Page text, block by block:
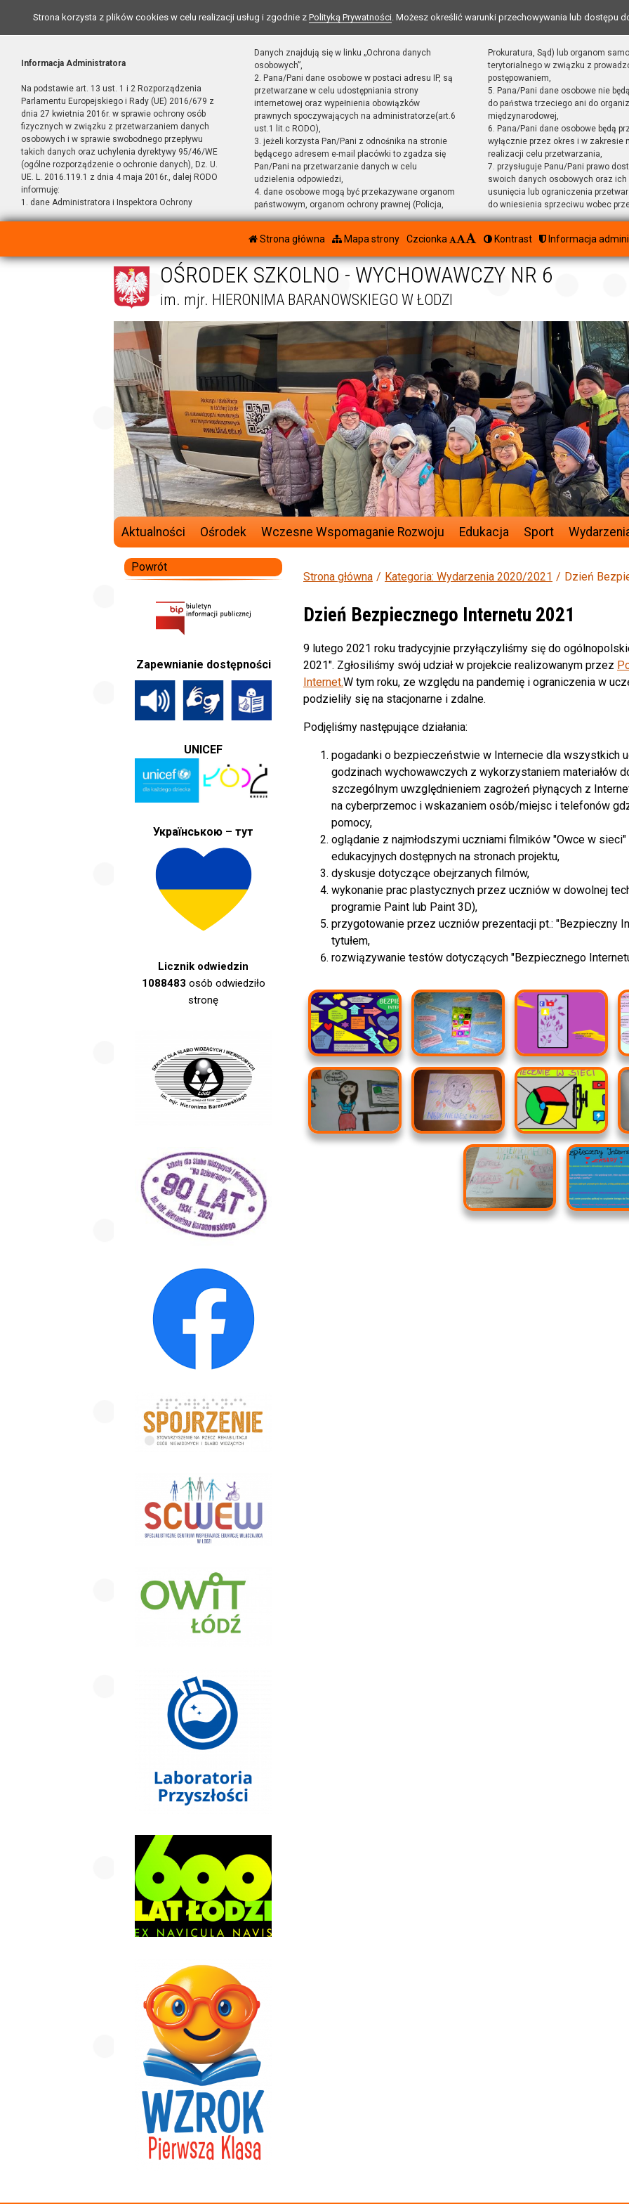
Strona korzysta z plików cookies w celu realizacji usług i zgodnie z Polityką Prywatności. Możesz określić warunki przechowywania lub dostępu
Informacja Administratora
Na podstawie art. 13 ust. 1 i 2 Rozporządzenia
Parlamentu Europejskiego i Rady (UE) 2016/679 z
dnia 27 kwietnia 2016r. w sprawie ochrony osób
fizycznych w związku z przetwarzaniem danych
osobowych i w sprawie swobodnego przepływu
takich danych oraz uchylenia dyrektywy 95/46/WE
(ogólne rozporządzenie o ochronie danych), Dz. U.
UE. L. 2016.119.1 z dnia 4 maja 2016r., dalej RODO
informuję:
1. dane Administratora i Inspektora Ochrony
Danych znajdują się w linku „Ochrona danych
osobowych”,
2. Pana/Pani dane osobowe w postaci adresu IP, są
przetwarzane w celu udostępniania strony
internetowej oraz wypełnienia obowiązków
prawnych spoczywających na administratorze(art.6
ust.1 lit.c RODO),
3. jeżeli korzysta Pan/Pani z odnośnika na stronie
będącego adresem e-mail placówki to zgadza się
Pan/Pani na przetwarzanie danych w celu
udzielenia odpowiedzi,
4. dane osobowe mogą być przekazywane organom
państwowym, organom ochrony prawnej (Policja,
Prokuratura, Sąd) lub organom
terytorialnego w związku z
postępowaniem,
5. Pana/Pani dane osobowe nie
do państwa trzeciego ani do
międzynarodowej,
6. Pana/Pani dane osobowe będą
wyłącznie przez okres i w zakresie
realizacji celu przetwarzania,
7. przysługuje Panu/Pani prawo
swoich danych osobowych oraz
usunięcia lub ograniczenia
do wniesienia sprzeciwu wobec
Strona główna Mapa strony Czcionka Kontrast Informacja
OŚRODEK SZKOLNO - WYCHOWAWCZY NR 6
im. mjr. HIERONIMA BARANOWSKIEGO W ŁODZI
Aktualności Ośrodek Wczesne Wspomaganie Rozwoju Edukacja Sport
Strona główna Kategoria: Wydarzenia 2020/2021 Dzień
Dzień Bezpiecznego Internetu 2021
9 lutego 2021 roku tradycyjnie przyłączyliśmy się do
2021". Zgłosiliśmy swój udział w projekcie realizowanym przez
Internet.W tym roku, ze względu na pandemię i ograniczenia w
podzieliły się na stacjonarne i zdalne.
Podjęliśmy następujące działania:
pogadanki o bezpieczeństwie w Internecie dla wszystkich
godzinach wychowawczych z wykorzystaniem materiałów
szczególnym uwzględnieniem zagrożeń płynących z
na cyberprzemoc i wskazaniem osób/miejsc i telefonów
pomocy,
oglądanie z najmłodszymi uczniami filmików "Owce w
edukacyjnych dostępnych na stronach projektu,
dyskusje dotyczące obejrzanych filmów,
wykonanie prac plastycznych przez uczniów w dowolnej
programie Paint lub Paint 3D),
przygotowanie przez uczniów prezentacji pt.: "Bezpieczny
tytułem,
rozwiązywanie testów dotyczących "Bezpiecznego
Powrót
Zapewnianie dostępności
UNICEF
Українською – тут
Licznik odwiedzin
1088483 osób odwiedziło
stronę